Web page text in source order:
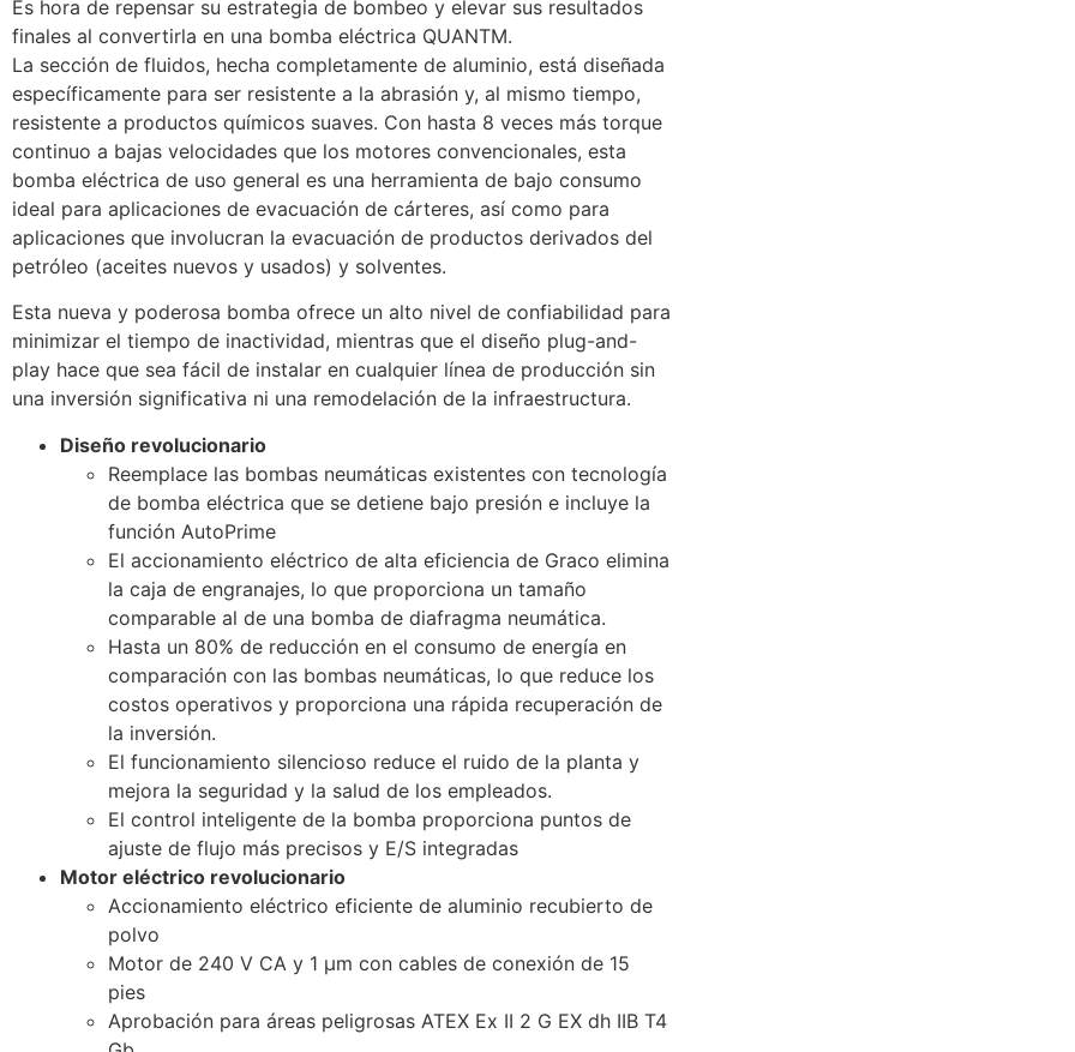
Es hora de repensar su estrategia de bombeo y elevar sus resultados
finales al convertirla en una bomba eléctrica QUANTM.
La sección de fluidos, hecha completamente de aluminio, está diseñada
específicamente para ser resistente a la abrasión y, al mismo tiempo,
resistente a productos químicos suaves. Con hasta 8 veces más torque
continuo a bajas velocidades que los motores convencionales, esta
bomba eléctrica de uso general es una herramienta de bajo consumo
ideal para aplicaciones de evacuación de cárteres, así como para
aplicaciones que involucran la evacuación de productos derivados del
petróleo (aceites nuevos y usados) y solventes.
Esta nueva y poderosa bomba ofrece un alto nivel de confiabilidad para
minimizar el tiempo de inactividad, mientras que el diseño plug-and-
play hace que sea fácil de instalar en cualquier línea de producción sin
una inversión significativa ni una remodelación de la infraestructura.
Diseño revolucionario
Reemplace las bombas neumáticas existentes con tecnología
de bomba eléctrica que se detiene bajo presión e incluye la
función AutoPrime
El accionamiento eléctrico de alta eficiencia de Graco elimina
la caja de engranajes, lo que proporciona un tamaño
comparable al de una bomba de diafragma neumática.
Hasta un 80% de reducción en el consumo de energía en
comparación con las bombas neumáticas, lo que reduce los
costos operativos y proporciona una rápida recuperación de
la inversión.
El funcionamiento silencioso reduce el ruido de la planta y
mejora la seguridad y la salud de los empleados.
El control inteligente de la bomba proporciona puntos de
ajuste de flujo más precisos y E/S integradas
Motor eléctrico revolucionario
Accionamiento eléctrico eficiente de aluminio recubierto de
polvo
Motor de 240 V CA y 1 µm con cables de conexión de 15
pies
Aprobación para áreas peligrosas ATEX Ex II 2 G EX dh IIB T4